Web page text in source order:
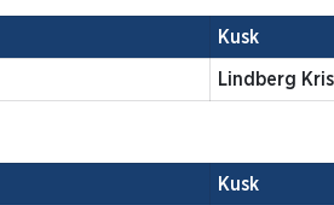
Kusk
Lindberg
Kusk